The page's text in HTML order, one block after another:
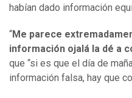
habían dado información
“Me parece
información ojalá la dé a
que “si es que el día de
información falsa, hay que